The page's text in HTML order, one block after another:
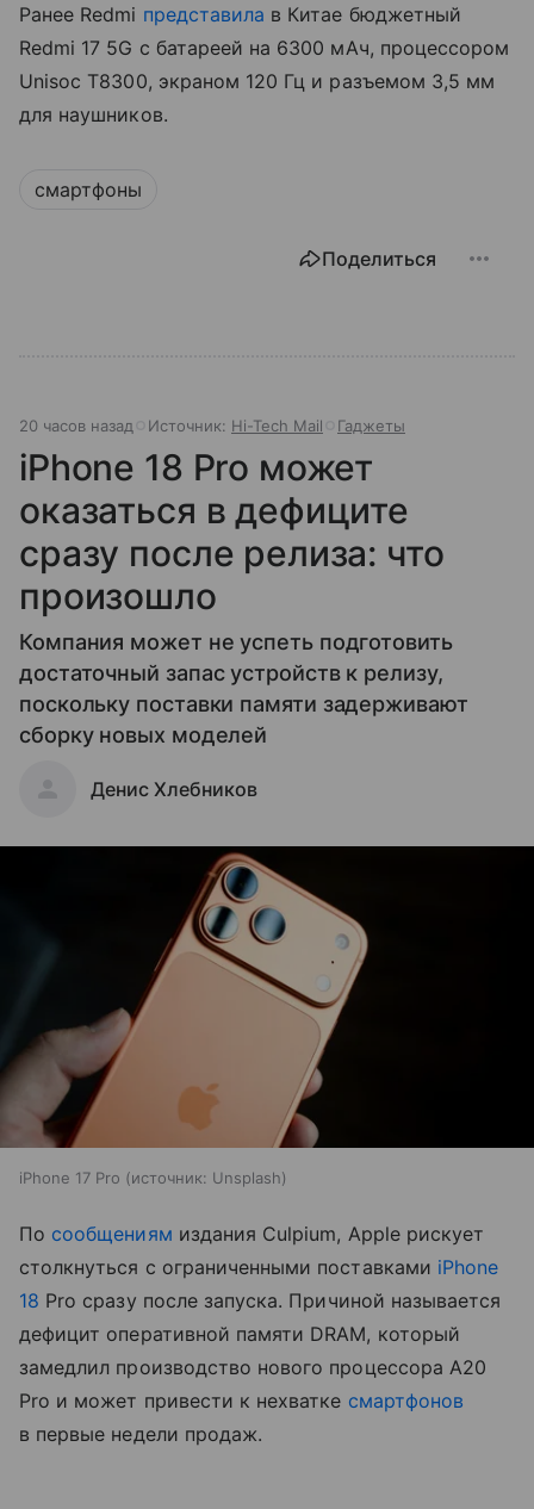
Ранее Redmi представила в Китае бюджетный
Redmi 17 5G с батареей на 6300 мАч, процессором
Unisoc T8300, экраном 120 Гц и разъемом 3,5 мм
для наушников.
смартфоны
Поделиться
20 часов назад Источник: Hi-Tech Mail Гаджеты
iPhone 18 Pro может
оказаться в дефиците
сразу после релиза: что
произошло
Компания может не успеть подготовить
достаточный запас устройств к релизу,
поскольку поставки памяти задерживают
сборку новых моделей
Денис Хлебников
iPhone 17 Pro источник: Unsplash
По сообщениям издания Culpium, Apple рискует
столкнуться с ограниченными поставками iPhone
18 Pro сразу после запуска. Причиной называется
дефицит оперативной памяти DRAM, который
замедлил производство нового процессора A20
Pro и может привести к нехватке смартфонов
в первые недели продаж.